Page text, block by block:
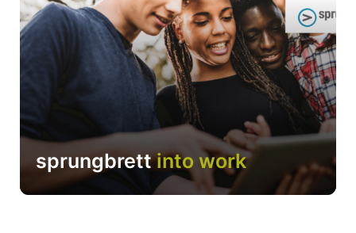
sprungbrettinto work